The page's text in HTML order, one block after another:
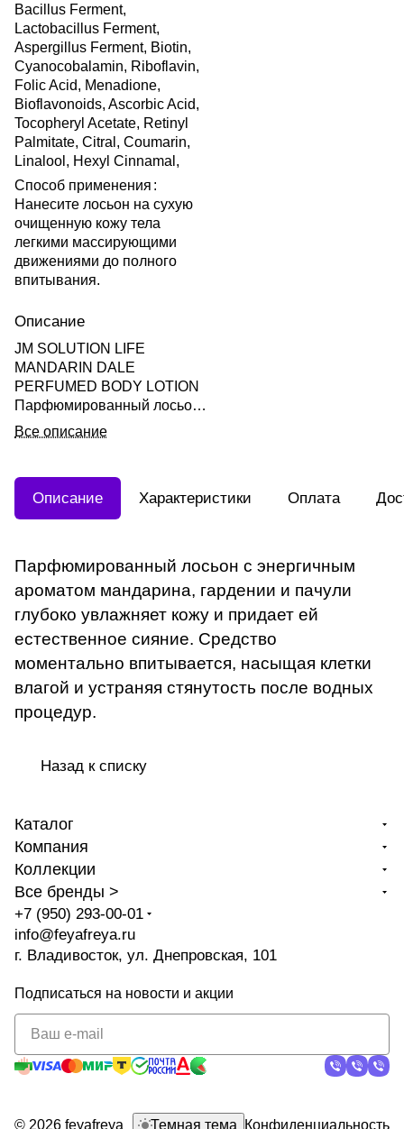
Bacillus Ferment,
Lactobacillus Ferment,
Aspergillus Ferment, Biotin,
Cyanocobalamin, Riboflavin,
Folic Acid, Menadione,
Bioflavonoids, Ascorbic Acid,
Tocopheryl Acetate, Retinyl
Palmitate, Citral, Coumarin,
Linalool, Hexyl Cinnamal,
Способ применения :
Нанесите лосьон на сухую
очищенную кожу тела
легкими массирующими
движениями до полного
впитывания.
Описание
JM SOLUTION LIFE
MANDARIN DALE
PERFUMED BODY LOTION
Парфюмированный лосьон
для тела Мандарин,
Гардения, Пачули 500мл
Все описание
Описание Характеристики Оплата
Парфюмированный лосьон с энергичным
ароматом мандарина, гардении и пачули
глубоко увлажняет кожу и придает ей
естественное сияние. Средство
моментально впитывается, насыщая клетки
влагой и устраняя стянутость после водных
процедур.
Назад к списку
Каталог
Компания
Коллекции
Все бренды >
+7 (950) 293-00-01
info@feyafreya.ru
г. Владивосток, ул. Днепровская, 101
Подписаться на новости и акции
© 2026 feyafreya Темная тема Конфиденциальность